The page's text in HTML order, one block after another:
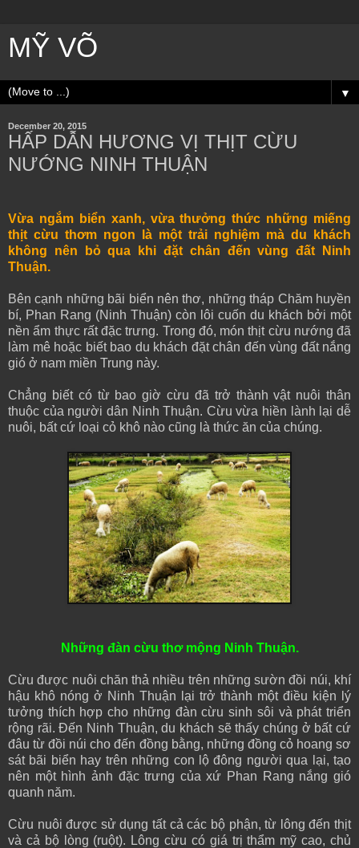
MỸ VÕ
▼
December 20, 2015
HẤP DẪN HƯƠNG VỊ THỊT CỪU
NƯỚNG NINH THUẬN
Vừa ngắm biển xanh, vừa thưởng thức những miếng
thịt cừu thơm ngon là một trải nghiệm mà du khách
không nên bỏ qua khi đặt chân đến vùng đất Ninh
Thuận.
Bên cạnh những bãi biển nên thơ, những tháp Chăm huyền
bí, Phan Rang (Ninh Thuận) còn lôi cuốn du khách bởi một
nền ẩm thực rất đặc trưng. Trong đó, món thịt cừu nướng đã
làm mê hoặc biết bao du khách đặt chân đến vùng đất nắng
gió ở nam miền Trung này.
Chẳng biết có từ bao giờ cừu đã trở thành vật nuôi thân
thuộc của người dân Ninh Thuận. Cừu vừa hiền lành lại dễ
nuôi, bất cứ loại cỏ khô nào cũng là thức ăn của chúng.
Những đàn cừu thơ mộng Ninh Thuận.
Cừu được nuôi chăn thả nhiều trên những sườn đồi núi, khí
hậu khô nóng ở Ninh Thuận lại trở thành một điều kiện lý
tưởng thích hợp cho những đàn cừu sinh sôi và phát triển
rộng rãi. Đến Ninh Thuận, du khách sẽ thấy chúng ở bất cứ
đâu từ đồi núi cho đến đồng bằng, những đồng cỏ hoang sơ
sát bãi biển hay trên những con lộ đông người qua lại, tạo
nên một hình ảnh đặc trưng của xứ Phan Rang nắng gió
quanh năm.
Cừu nuôi được sử dụng tất cả các bộ phận, từ lông đến thịt
và cả bộ lòng (ruột). Lông cừu có giá trị thẩm mỹ cao, chủ